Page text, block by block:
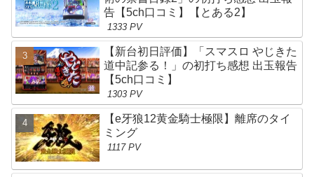
告【5ch口コミ】【とある2】
1333 PV
【新台初日評価】「スマスロ やじきた
道中記参る！」の初打ち感想 出玉報告
【5ch口コミ】
1303 PV
【e牙狼12黄金騎士極限】離席のタイ
ミング
1117 PV